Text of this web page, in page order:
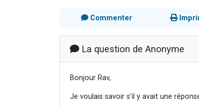
Commenter
La question de Anonyme
Bonjour Rav,
Je voulais savoir s’il y avait une